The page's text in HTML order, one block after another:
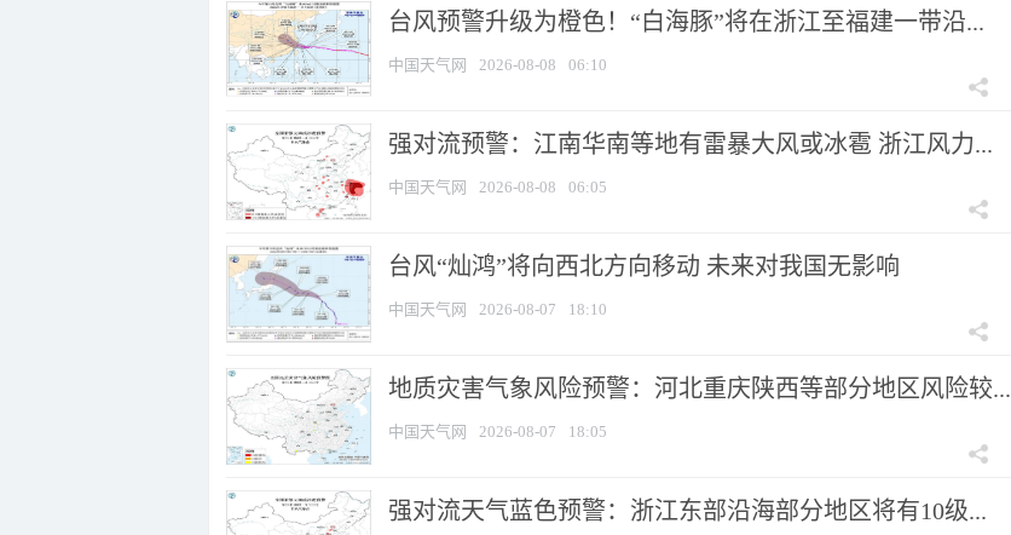
台风预警升级为橙色！“白海豚”将在浙江至福建一带沿...
中国天气网 2026-08-08 06:10
强对流预警：江南华南等地有雷暴大风或冰雹 浙江风力...
中国天气网 2026-08-08 06:05
台风“灿鸿”将向西北方向移动 未来对我国无影响
中国天气网 2026-08-07 18:10
地质灾害气象风险预警：河北重庆陕西等部分地区风险较...
中国天气网 2026-08-07 18:05
强对流天气蓝色预警：浙江东部沿海部分地区将有10级...